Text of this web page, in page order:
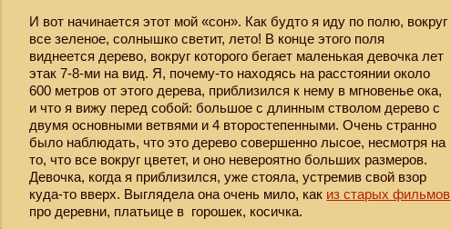
И вот начинается этот мой «сон». Как будто я иду по полю, вокруг
все зеленое, солнышко светит, лето! В конце этого поля
виднеется дерево, вокруг которого бегает маленькая девочка лет
этак 7-8-ми на вид. Я, почему-то находясь на расстоянии около
600 метров от этого дерева, приблизился к нему в мгновенье ока,
и что я вижу перед собой: большое с длинным стволом дерево с
двумя основными ветвями и 4 второстепенными. Очень странно
было наблюдать, что это дерево совершенно лысое, несмотря на
то, что все вокруг цветет, и оно невероятно больших размеров.
Девочка, когда я приблизился, уже стояла, устремив свой взор
куда-то вверх. Выглядела она очень мило, как из старых фильмов
про деревни, платьице в горошек, косичка.